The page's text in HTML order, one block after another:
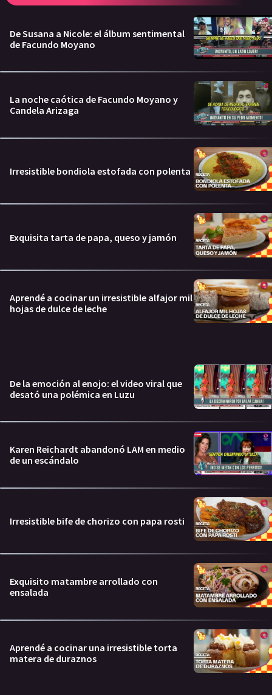
De Susana a Nicole: el álbum sentimental
de Facundo Moyano
La noche caótica de Facundo Moyano y
Candela Arizaga
Irresistible bondiola estofada con polenta
Exquisita tarta de papa, queso y jamón
Aprendé a cocinar un irresistible alfajor mil
hojas de dulce de leche
De la emoción al enojo: el video viral que
desató una polémica en Luzu
Karen Reichardt abandonó LAM en medio
de un escándalo
Irresistible bife de chorizo con papa rosti
Exquisito matambre arrollado con
ensalada
Aprendé a cocinar una irresistible torta
matera de duraznos